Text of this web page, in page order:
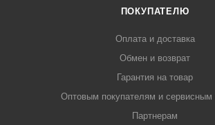
ПОКУПАТЕЛЮ
Оплата и доставка
Обмен и возврат
Гарантия на товар
Оптовым покупателям и сервисным
Партнерам